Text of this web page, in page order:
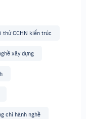
thử CCHN kiến trúc
xây dựng
chỉ hành nghề